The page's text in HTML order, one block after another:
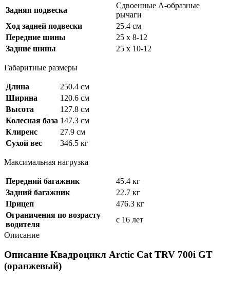
Задняя подвеска
Сдвоенные А-образные
рычаги
Ход задней подвески
25.4 см
Передние шины
25 x 8-12
Задние шины
25 x 10-12
Габаритные размеры
Длина
250.4 см
Ширина
120.6 см
Высота
127.8 см
Колесная база 147.3 см
Клиренс
27.9 см
Сухой вес
346.5 кг
Максимальная нагрузка
Передний багажник
45.4 кг
Задний багажник
22.7 кг
Прицеп
476.3 кг
Ограничения по возрасту
водителя
с 16 лет
Описание
Описание Квадроцикл Arctic Cat TRV 700i GT
(оранжевый)